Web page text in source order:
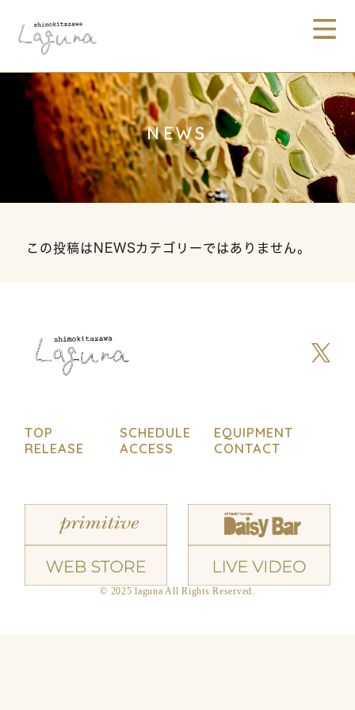
NEWS
この投稿はNEWSカテゴリーではありません。
TOP SCHEDULE
EQUIPMENT
RELEASE
ACCESS CONTACT
© 2025 laguna All Rights Reserved.